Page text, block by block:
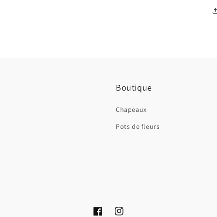
Boutique
Chapeaux
Pots de fleurs